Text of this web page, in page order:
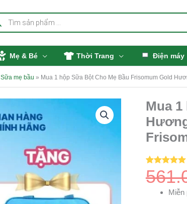
Mẹ & Bé Thời Trang Điện máy
Sữa mẹ bầu » Mua 1 hộp Sữa Bột Cho Mẹ Bầu Frisomum Gold
Mua
5.00trên 5
dựa trên
1
Miễn